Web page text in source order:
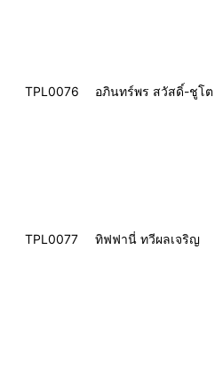
TPL0076 อภินทร์พร สวัสดิ์-ชูโต
TPL0077 ทิฟฟานี่ ทวีผลเจริญ